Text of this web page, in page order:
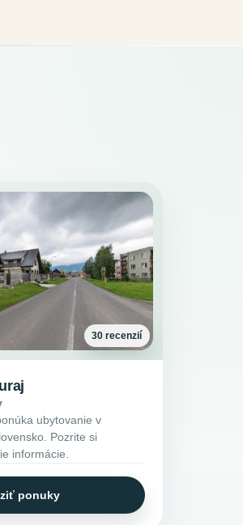
30 recenzií
ubytovanie v
Pozrite si
informácie.
ponuky